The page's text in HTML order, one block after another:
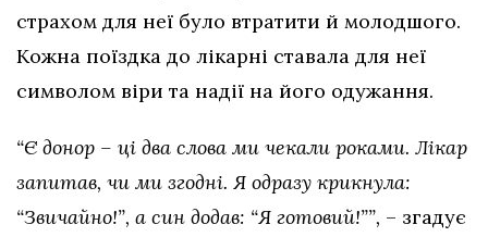
страхом для неї було втратити й молодшого.
Кожна поїздка до лікарні ставала для неї
символом віри та надії на його одужання.
“Є донор – ці два слова ми чекали роками. Лікар
запитав, чи ми згодні. Я одразу крикнула:
“Звичайно!”, а син додав: “Я готовий!””, – згадує